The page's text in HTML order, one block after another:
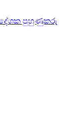
පුහුණුකරු